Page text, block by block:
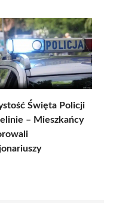
Święta Policji
– Mieszkańcy